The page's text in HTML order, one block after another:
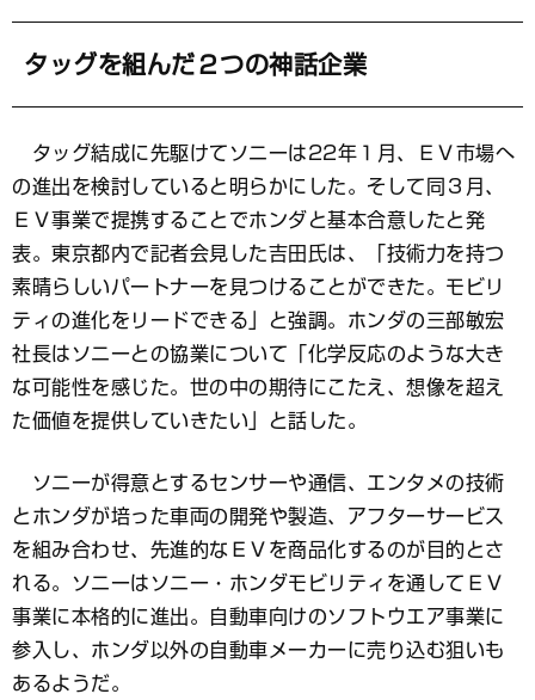
タッグを組んだ２つの神話企業
タッグ結成に先駆けてソニーは22年１月、ＥＶ市場へ
の進出を検討していると明らかにした。そして同３月、
ＥＶ事業で提携することでホンダと基本合意したと発
表。東京都内で記者会見した吉田氏は、「技術力を持つ
素晴らしいパートナーを見つけることができた。モビリ
ティの進化をリードできる」と強調。ホンダの三部敏宏
社長はソニーとの協業について「化学反応のような大き
な可能性を感じた。世の中の期待にこたえ、想像を超え
た価値を提供していきたい」と話した。
ソニーが得意とするセンサーや通信、エンタメの技術
とホンダが培った車両の開発や製造、アフターサービス
を組み合わせ、先進的なＥＶを商品化するのが目的とさ
れる。ソニーはソニー・ホンダモビリティを通してＥＶ
事業に本格的に進出。自動車向けのソフトウエア事業に
参入し、ホンダ以外の自動車メーカーに売り込む狙いも
あるようだ。